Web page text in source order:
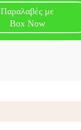
Παραλαβές με
Box Now